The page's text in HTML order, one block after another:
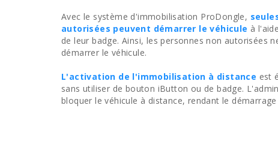
Avec le système d'immobilisation ProDongle,
autorisées peuvent démarrer le véhicule à
de leur badge. Ainsi, les personnes non autorisées
démarrer le véhicule.
L'activation de l'immobilisation à distance est
sans utiliser de bouton iButton ou de badge.
bloquer le véhicule à distance, rendant le